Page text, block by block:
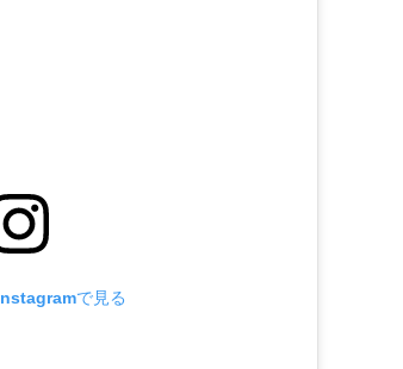
で見る